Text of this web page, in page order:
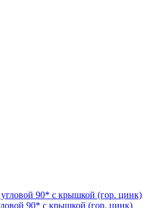
90* с крышкой (гор. цинк)